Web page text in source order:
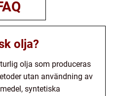
olja?
olja som produceras
utan användning av
syntetiska